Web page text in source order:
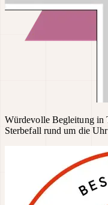
Würdevolle Begleitung in
Sterbefall rund um die